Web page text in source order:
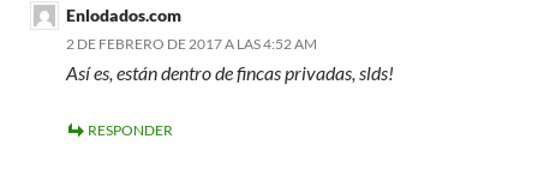
Enlodados.com
2 DE FEBRERO DE 2017 A LAS 4:52 AM
Así­ es, están dentro de fincas privadas, slds!
RESPONDER